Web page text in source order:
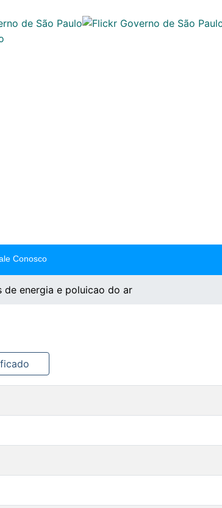
Conosco
de energia e poluicao do ar